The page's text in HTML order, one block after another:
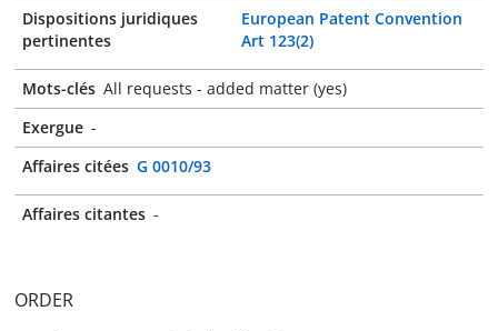
Dispositions juridiques
pertinentes
European Patent Convention
Art 123(2)
Mots-clés All requests - added matter (yes)
Exergue -
Affaires citées G 0010/93
Affaires citantes -
ORDER